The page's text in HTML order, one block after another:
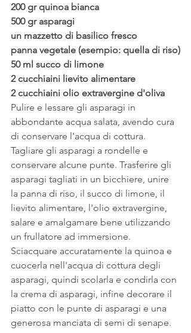
200 gr quinoa bianca
500 gr asparagi
un mazzetto di basilico fresco
panna vegetale (esempio: quella di riso)
50 ml succo di limone
2 cucchiaini lievito alimentare
2 cucchiaini olio extravergine d'oliva
Pulire e lessare gli asparagi in
abbondante acqua salata, avendo cura
di conservare l'acqua di cottura.
Tagliare gli asparagi a rondelle e
conservare alcune punte. Trasferire gli
asparagi tagliati in un bicchiere, unire
la panna di riso, il succo di limone, il
lievito alimentare, l'olio extravergine,
salare e amalgamare bene utilizzando
un frullatore ad immersione.
Sciacquare accuratamente la quinoa e
cuocerla nell'acqua di cottura degli
asparagi, quindi scolarla e condirla con
la crema di asparagi, infine decorare il
piatto con le punte di asparagi e una
generosa manciata di semi di senape.